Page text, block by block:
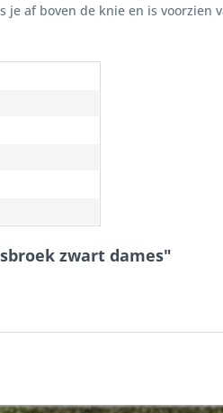
af boven de knie en is
zwart dames"